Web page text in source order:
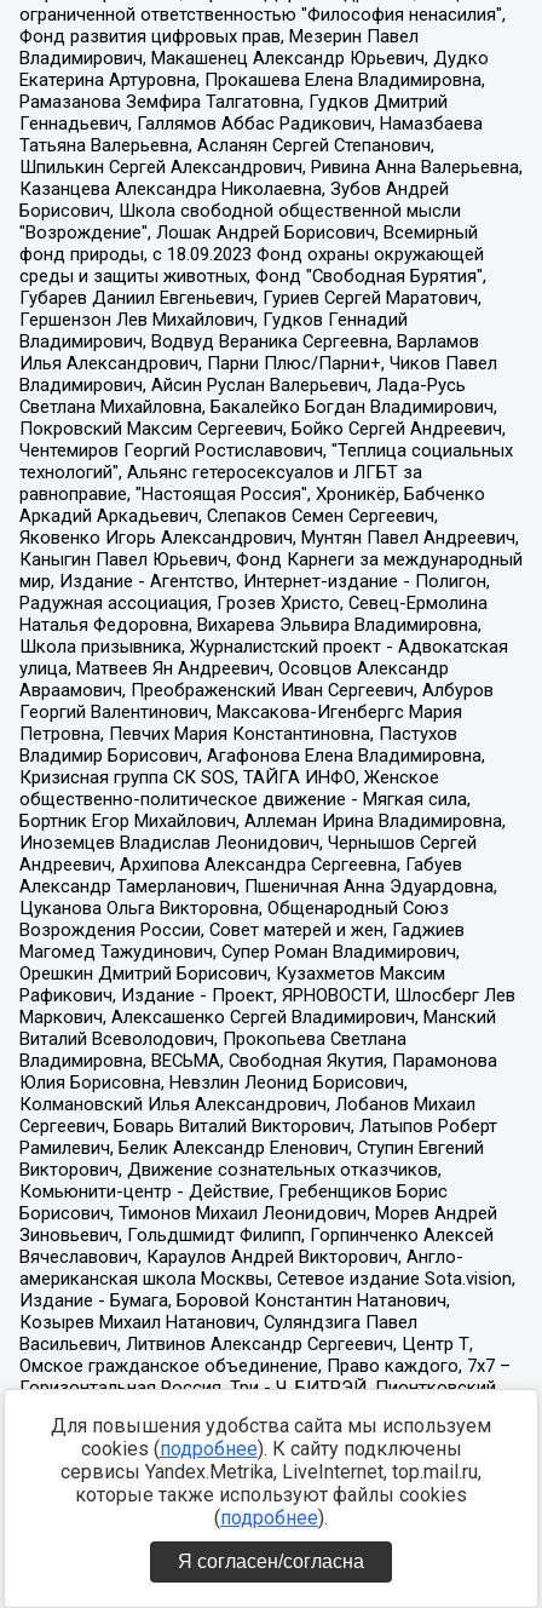
Для повышения удобства сайта мы используем
cookies (подробнее). К сайту подключены
сервисы Yandex.Metrika, LiveInternet, top.mail.ru,
которые также используют файлы cookies
(подробнее).
Я согласен/согласна